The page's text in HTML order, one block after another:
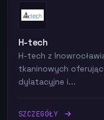
H-tech
H-tech z
tkaninowych
dylatacyjne i...
SZCZEGÓŁY